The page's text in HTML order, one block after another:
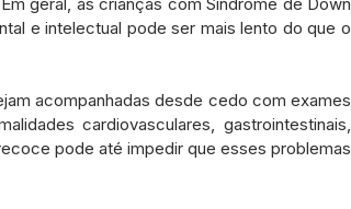
e intelectual pode ser mais lento do que o
acompanhadas desde cedo com exames
cardiovasculares, gastrointestinais,
pode até impedir que esses problemas